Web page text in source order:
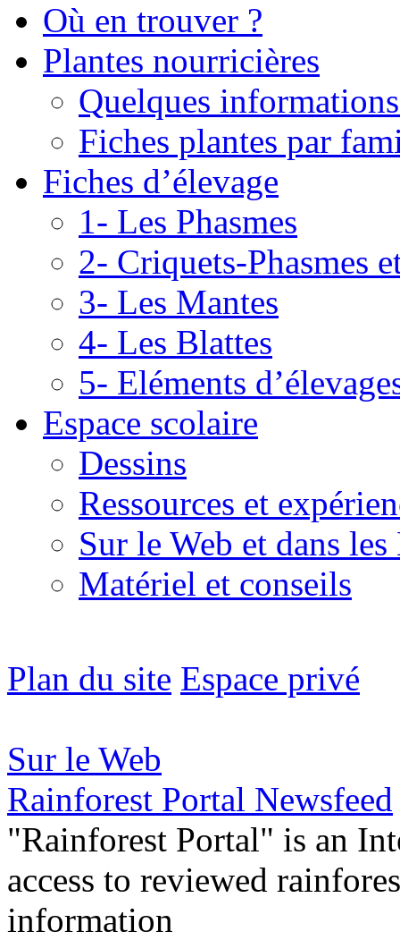
Où en trouver ?
Plantes nourricières
Quelques
Fiches plantes par
Fiches d’élevage
1- Les Phasmes
2- Criquets-Phasmes
3- Les Mantes
4- Les Blattes
5- Eléments
Espace scolaire
Dessins
Ressources et
Sur le Web et dans
Matériel et conseils
Plan du site Espace privé
Sur le Web
Rainforest Portal Newsfeed
"Rainforest Portal" is an
access to reviewed
information